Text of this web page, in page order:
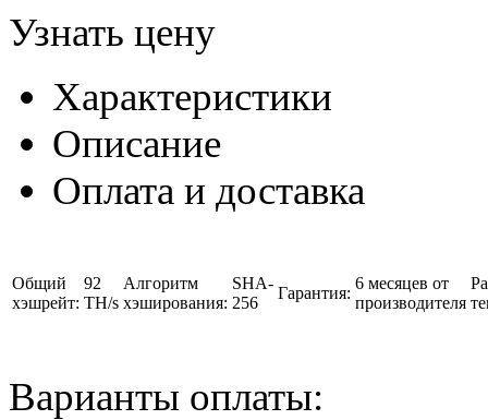
Узнать цену
Характеристики
Описание
Оплата и доставка
Общий
хэшрейт:
92
TH/s
Алгоритм
хэширования:
SHA-
256
Гарантия:
6 месяцев от
производителя
Варианты оплаты: